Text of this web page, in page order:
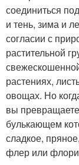
соединиться
и тень, зима и
согласии с
растительной
растениях,
овощах. Но
вы
булькающем
сладкое,
флер или